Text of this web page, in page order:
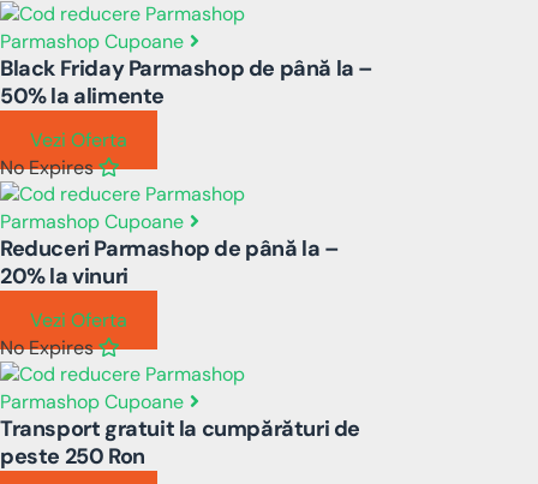
Parmashop Cupoane
Black Friday Parmashop de până la –
50% la alimente
Vezi Oferta
No Expires
Parmashop Cupoane
Reduceri Parmashop de până la –
20% la vinuri
Vezi Oferta
No Expires
Parmashop Cupoane
Transport gratuit la cumpărături de
peste 250 Ron